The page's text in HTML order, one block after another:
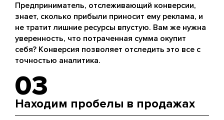
Предприниматель, отслеживающий конверсии,
знает, сколько прибыли приносит ему реклама, и
не тратит лишние ресурсы впустую. Вам же нужна
уверенность, что потраченная сумма окупит
себя? Конверсия позволяет отследить это все с
точностью аналитика.
03
Находим пробелы в продажах